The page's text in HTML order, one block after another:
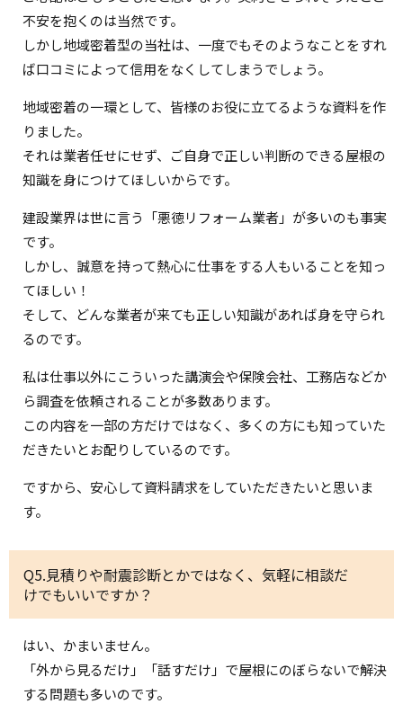
不安を抱くのは当然です。
しかし地域密着型の当社は、一度でもそのようなことをすれ
ば口コミによって信用をなくしてしまうでしょう。
地域密着の一環として、皆様のお役に立てるような資料を作
りました。
それは業者任せにせず、ご自身で正しい判断のできる屋根の
知識を身につけてほしいからです。
建設業界は世に言う「悪徳リフォーム業者」が多いのも事実
です。
しかし、誠意を持って熱心に仕事をする人もいることを知っ
てほしい！
そして、どんな業者が来ても正しい知識があれば身を守られ
るのです。
私は仕事以外にこういった講演会や保険会社、工務店などか
ら調査を依頼されることが多数あります。
この内容を一部の方だけではなく、多くの方にも知っていた
だきたいとお配りしているのです。
ですから、安心して資料請求をしていただきたいと思いま
す。
Q5.見積りや耐震診断とかではなく、気軽に相談だ
けでもいいですか？
はい、かまいません。
「外から見るだけ」「話すだけ」で屋根にのぼらないで解決
する問題も多いのです。